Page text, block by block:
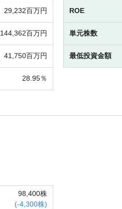
29,232百万円
144,362百万円
41,750百万円
28.95％
ROE
単元株数
最低投資金額
98,400株
(-4,300株)